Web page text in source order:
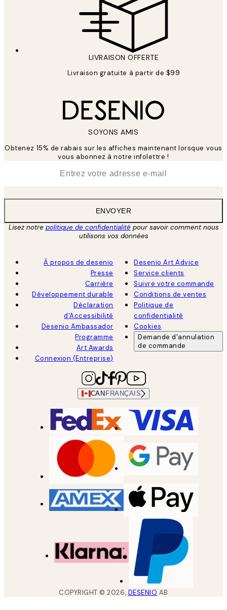
LIVRAISON OFFERTE
Livraison gratuite à partir de $99
SOYONS AMIS
Obtenez 15% de rabais sur les affiches maintenant lorsque vous
vous abonnez à notre infolettre !
ENVOYER
Lisez notre politique de confidentialitépour savoir comment nous
utilisons vos données
À propos de desenio
Presse
Carrière
Développement durable
Déclaration
d'Accessibilité
Desenio Ambassador
Programme
Art Awards
Connexion (Entreprise)
Desenio Art Advice
Service clients
Suivre votre commande
Conditions de ventes
Politique de
confidentialité
Cookies
Demande d'annulation
de commande
CAN FRANÇAIS
COPYRIGHT ©2026, DESENIO AB